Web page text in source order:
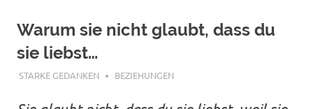
Warum sie nicht glaubt, dass du
sie liebst…
FEBRUAR 12, 2019
STARKE GEDANKEN BEZIEHUNGEN